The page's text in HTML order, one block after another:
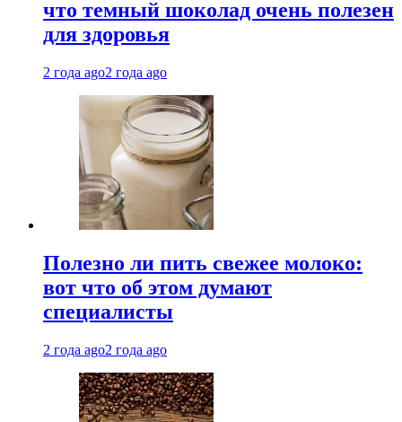
что темный шоколад очень полезен
для здоровья
2 года ago2 года ago
Полезно ли пить свежее молоко:
вот что об этом думают
специалисты
2 года ago2 года ago